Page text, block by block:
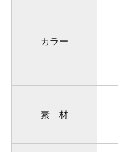
カラー
素 材